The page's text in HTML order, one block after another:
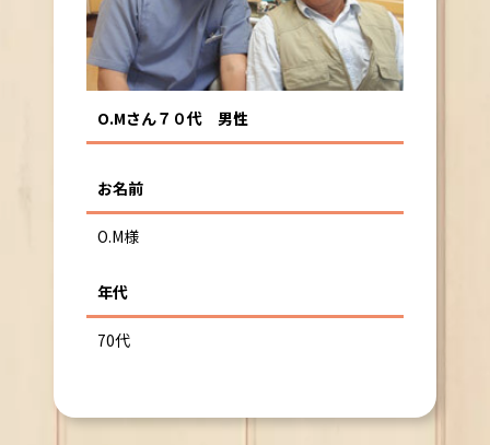
O.Mさん７０代 男性
お名前
O.M様
年代
70代